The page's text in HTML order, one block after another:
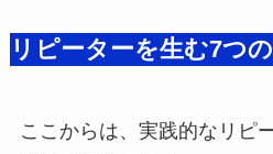
リピーターを生む7つ
ここからは、実践的なリピ